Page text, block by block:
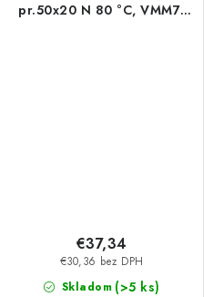
pr.50x20 N 80 °C, VMM7-
Skladom (>5 ks)
€30,36 bez DPH
€37,34